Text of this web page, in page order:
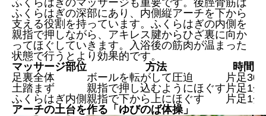
ふくらはぎの深部にあり、内側縦アーチを下から
支える役割を持っています。ふくらはぎの内側を
親指で押しながら、アキレス腱からひざ裏に向か
ってほぐしていきます。入浴後の筋肉が温まった
状態で行うとより効果的です。
マッサージ部位
方法
時間
足裏全体
ボールを転がして圧迫
片足30
土踏まず
親指で押し込むようにほぐす 片足1分
ふくらはぎ内側親指で下から上にほぐす
片足1分
アーチの土台を作る「ゆびのば体操」